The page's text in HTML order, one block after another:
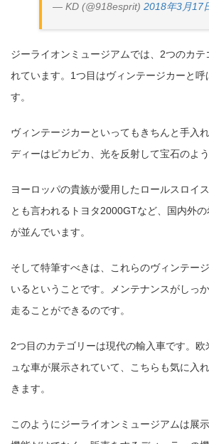
— KD (@918esprit) 2018年3月17
ジーライオンミュージアムでは、2つのカテ
れています。1つ目はヴィンテージカーと
す。
ヴィンテージカーといってもきちんと手入
ディーはピカピカ、光を反射して宝石のよ
ヨーロッパの貴族が愛用したロールスロイ
とも言われるトヨタ2000GTなど、国内外
が並んでいます。
そして特筆すべきは、これらのヴィンテー
いるということです。メンテナンスがしっ
走ることができるのです。
2つ目のカテゴリーは現代の輸入車です。
ュな車が展示されていて、こちらも気に入
きます。
このようにジーライオンミュージアムは展